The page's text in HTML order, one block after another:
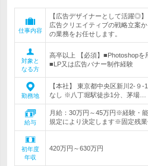
仕事内容
【広告デザイナーとして活躍◎
広告クリエイティブの戦略立案
の業務をお任せします。
対象と
なる方
高卒以上 【必須】■Photoshop
■LP又は広告バナー制作経験
勤務地
【本社】 東京都中央区新川2‐
なし ※八丁堀駅徒歩1分、茅場…
給与
月給：30万円～45万円※経験・
規定により決定します※固定残
初年度
年収
420万円～630万円